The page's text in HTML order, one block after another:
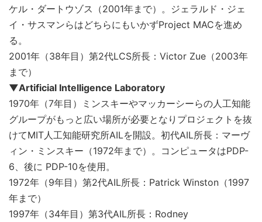
ケル・ダートウゾス（2001年まで）。ジェラルド・ジェ
イ・サスマンらはどちらにもいかずProject MACを進め
る。
2001年（38年目）第2代LCS所長：Victor Zue（2003年
まで）
▼Artificial Intelligence Laboratory
1970年（7年目）ミンスキーやマッカーシーらの人工知能
グループがもっと広い場所が必要となりプロジェクトを抜
けてMIT人工知能研究所AILを開設。初代AIL所長：マーヴ
ィン・ミンスキー（1972年まで）。コンピュータはPDP-
6、後に PDP-10を使用。
1972年（9年目）第2代AIL所長：Patrick Winston（1997
年まで）
1997年（34年目）第3代AIL所長：Rodney